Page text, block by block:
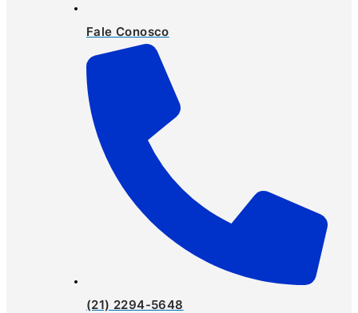
Fale Conosco
(21) 2294-5648​